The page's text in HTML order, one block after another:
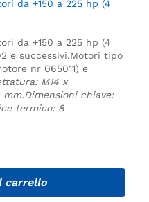
da +150 a 225 hp (4
da +150 a 225 hp (4
e successivi.Motori tipo
nr 065011) e
M14 x
mm.Dimensioni chiave:
termico: 8
carrello